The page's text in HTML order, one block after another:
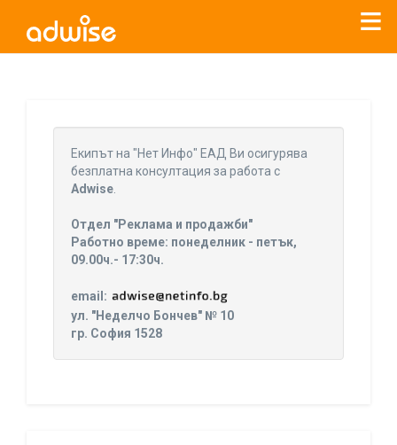
Уважаеми рекламодатели, с настоящото съобщение
бихме искали да Ви уведомим, че „Нет Инфо“ ЕАД (
прекратява услугата Adwiseсчитано от
г
Eкипът на "Нет Инфо" ЕАД Ви осигурява
безплатна консултация за работа с
Adwise.
Отдел "Реклама и продажби"
Работно време: понеделник - петък,
09.00ч.- 17:30ч.
email:
ул. "Неделчо Бончев" № 10
гр. София 1528